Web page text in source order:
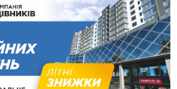
для Долинської лікарні двох
на 272 тисячі гривень
виніс вирок чоловіку, який у Буковелі
пляшку віскі за 8,5 тисяч
археологи відкопали давньоруську
століть